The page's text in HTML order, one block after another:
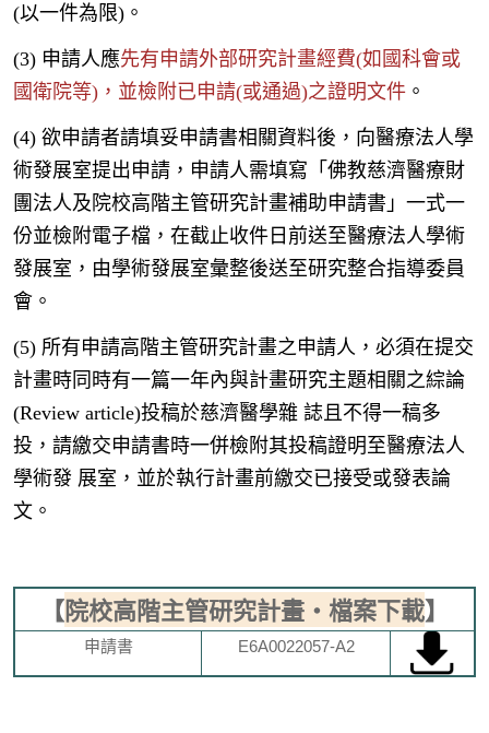
(以一件為限)。
(3) 申請人應先有申請外部研究計畫經費(如國科會或
國衛院等)，並檢附已申請(或通過)之證明文件 。
(4) 欲申請者請填妥申請書相關資料後，向醫療法人學
術發展室提出申請，申請人需填寫「佛教慈濟醫療財
團法人及院校高階主管研究計畫補助申請書」一式一
份並檢附電子檔，在截止收件日前送至醫療法人學術
發展室，由學術發展室彙整後送至研究整合指導委員
會。
(5) 所有申請高階主管研究計畫之申請人，必須在提交
計畫時同時有一篇一年內與計畫研究主題相關之綜論
(Review article)投稿於慈濟醫學雜 誌且不得一稿多
投，請繳交申請書時一併檢附其投稿證明至醫療法人
學術發 展室，並於執行計畫前繳交已接受或發表論
文。
【院校高階主管研究計畫‧檔案下載】
申請書 E6A0022057-A2